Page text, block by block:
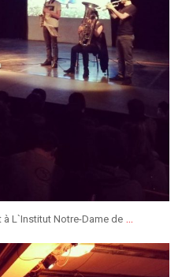
L`Institut Notre-Dame de ...
Jan 25